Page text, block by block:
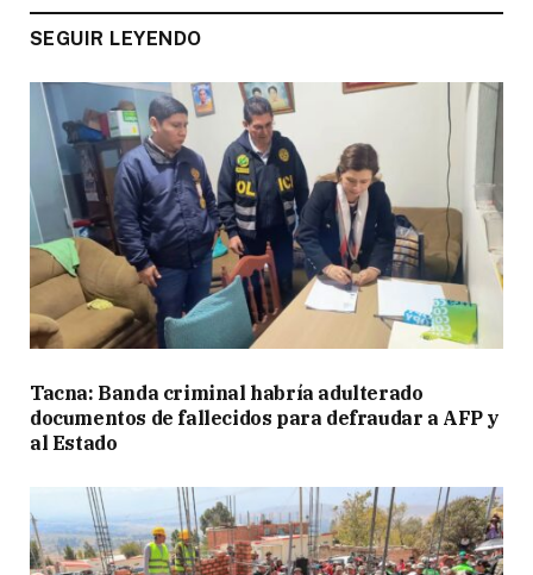
SEGUIR LEYENDO
Tacna: Banda criminal habría adulterado
documentos de fallecidos para defraudar a AFP y
al Estado